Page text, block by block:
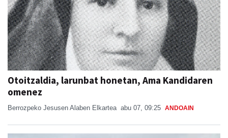
Otoitzaldia, larunbat honetan, Ama Kandidaren
omenez
Berrozpeko Jesusen Alaben Elkartea abu 07, 09:25 ANDOAIN